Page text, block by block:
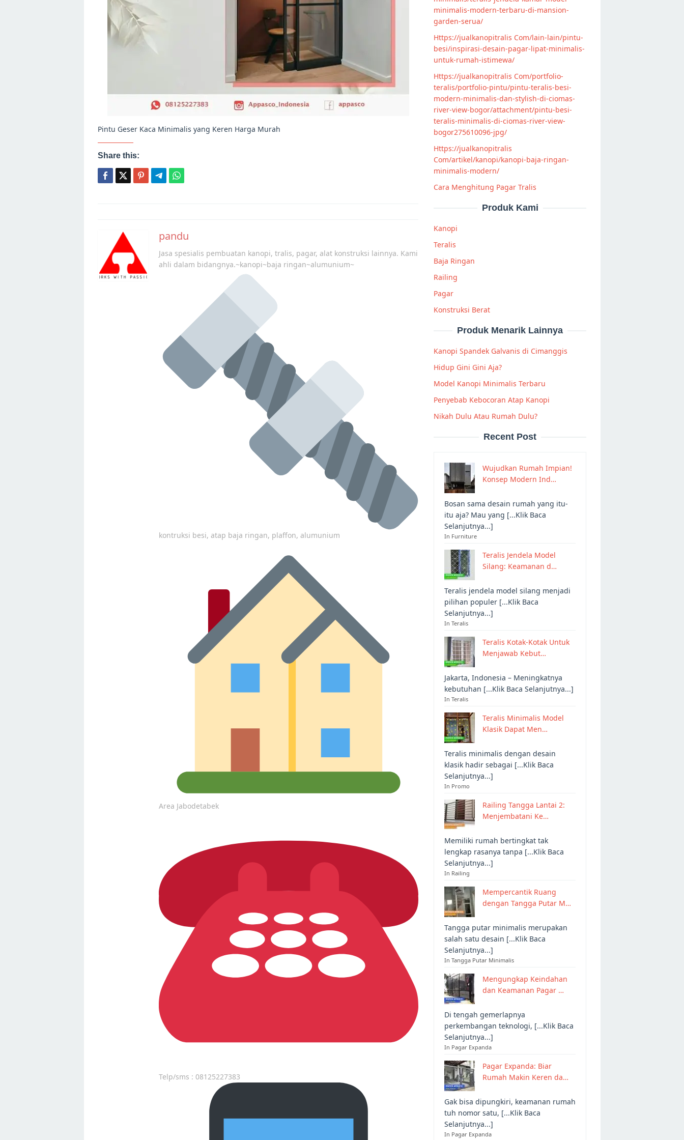
Pintu Geser Kaca Minimalis yang Keren Harga Murah
Share this:
navigationpandu
Jasa spesialis pembuatan kanopi, tralis, pagar, alat konstruksi lainnya. Kami
ahli dalam bidangnya.~kanopi~baja ringan~alumunium~
kontruksi besi, atap baja ringan, plaffon, alumunium
Area Jabodetabek
Telp/sms : 08125227383
minimalis-modern-terbaru-di-mansion-
garden-serua/
Https://jualkanopitralis Com/lain-lain/pintu-
besi/inspirasi-desain-pagar-lipat-minimalis-
untuk-rumah-istimewa/
Https://jualkanopitralis Com/portfolio-
teralis/portfolio-pintu/pintu-teralis-besi-
modern-minimalis-dan-stylish-di-ciomas-
river-view-bogor/attachment/pintu-besi-
teralis-minimalis-di-ciomas-river-view-
bogor275610096-jpg/
Https://jualkanopitralis
Com/artikel/kanopi/kanopi-baja-ringan-
minimalis-modern/
Cara Menghitung Pagar Tralis
Produk Kami
Kanopi
Teralis
Baja Ringan
Railing
Pagar
Konstruksi Berat
Produk Menarik Lainnya
Kanopi Spandek Galvanis di Cimanggis
Hidup Gini Gini Aja?
Model Kanopi Minimalis Terbaru
Penyebab Kebocoran Atap Kanopi
Nikah Dulu Atau Rumah Dulu?
Recent Post
Wujudkan Rumah Impian!
Konsep Modern Ind…
Bosan sama desain rumah yang itu-
itu aja? Mau yang [...Klik Baca
Selanjutnya...]
In Furniture
Teralis Jendela Model
Silang: Keamanan d…
Teralis jendela model silang menjadi
pilihan populer [...Klik Baca
Selanjutnya...]
In Teralis
Teralis Kotak-Kotak Untuk
Menjawab Kebut…
Jakarta, Indonesia – Meningkatnya
kebutuhan [...Klik Baca Selanjutnya...]
In Teralis
Teralis Minimalis Model
Klasik Dapat Men…
Teralis minimalis dengan desain
klasik hadir sebagai [...Klik Baca
Selanjutnya...]
In Promo
Railing Tangga Lantai 2:
Menjembatani Ke…
Memiliki rumah bertingkat tak
lengkap rasanya tanpa [...Klik Baca
Selanjutnya...]
In Railing
Mempercantik Ruang
dengan Tangga Putar M…
Tangga putar minimalis merupakan
salah satu desain [...Klik Baca
Selanjutnya...]
In Tangga Putar Minimalis
Mengungkap Keindahan
dan Keamanan Pagar …
Di tengah gemerlapnya
perkembangan teknologi, [...Klik Baca
Selanjutnya...]
In Pagar Expanda
Pagar Expanda: Biar
Rumah Makin Keren da…
Gak bisa dipungkiri, keamanan rumah
tuh nomor satu, [...Klik Baca
Selanjutnya...]
In Pagar Expanda